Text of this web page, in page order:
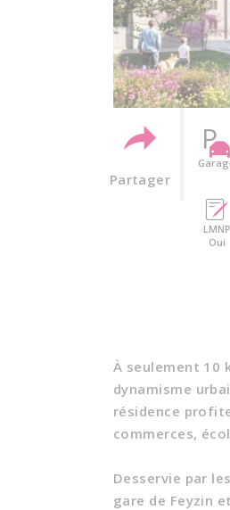
Partager
LMNP
Oui
À seulement 10
dynamisme
résidence
commerces,
Desservie par
gare de Feyzin